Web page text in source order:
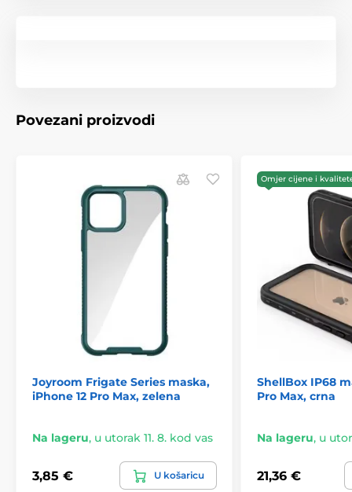
Povezani proizvodi
Joyroom Frigate Series maska,
iPhone 12 Pro Max, zelena
Na lageru, u utorak 11. 8. kod vas
3,85 € U košaricu
Omjer cijene i
ShellBox IP68
Pro Max, crna
Na lageru, u
21,36 €